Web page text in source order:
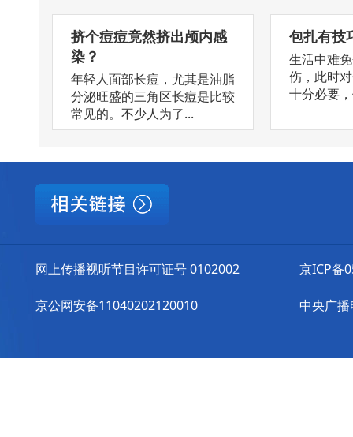
挤个痘痘竟然挤出颅内感
染？
年轻人面部长痘，尤其是油脂
分泌旺盛的三角区长痘是比较
常见的。不少人为了...
包扎有技
生活中难
伤，此时
十分必要
网上传播视听节目许可证号 0102002
京公网安备11040202120010
京ICP备
中央广